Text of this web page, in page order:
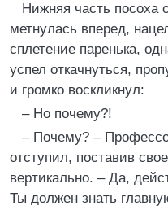
Нижняя часть посоха
метнулась вперед,
сплетение паренька,
успел откачнуться,
и громко воскликнул:
– Но почему?!
– Почему? –
отступил, поставив
вертикально. – Да,
Ты должен знать